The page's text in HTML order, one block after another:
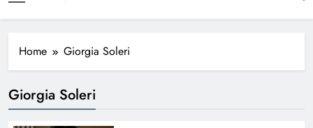
Home Giorgia Soleri
Giorgia Soleri